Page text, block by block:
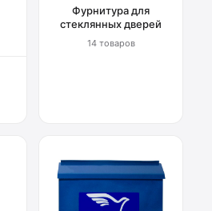
Фурнитура для
стеклянных дверей
14 товаров